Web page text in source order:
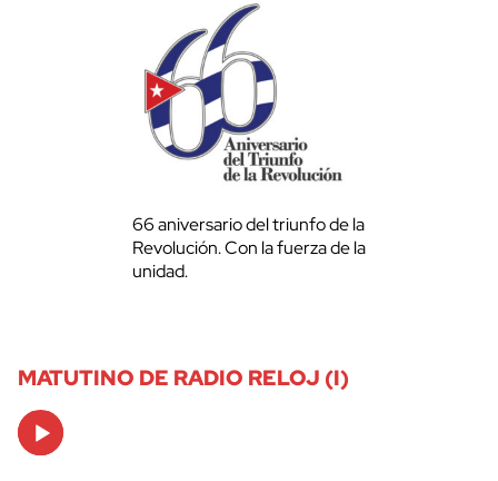
66 aniversario del triunfo de la
Revolución. Con la fuerza de la
unidad.
MATUTINO DE RADIO RELOJ (I)
Audio
Player